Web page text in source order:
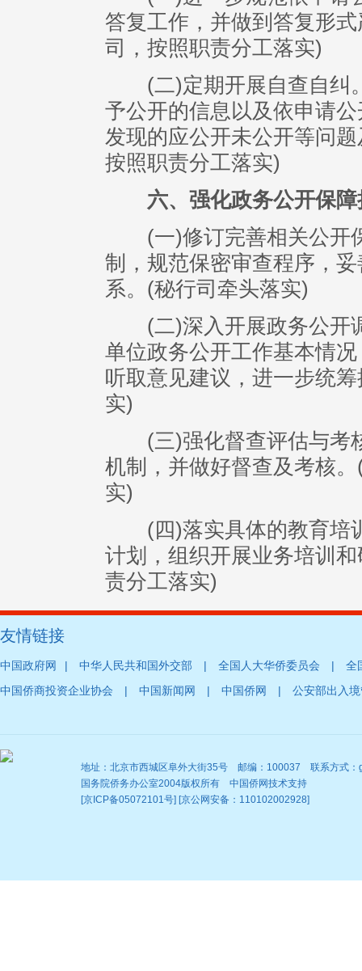
答复工作，并做到答复形
司，按照职责分工落实)
(二)定期开展自查自纠。
予公开的信息以及依申请
发现的应公开未公开等问
按照职责分工落实)
六、强化政务公开保
(一)修订完善相关公开
制，规范保密审查程序，
系。(秘行司牵头落实)
(二)深入开展政务公开
单位政务公开工作基本情
听取意见建议，进一步统
实)
(三)强化督查评估与考
机制，并做好督查及考核
实)
(四)落实具体的教育培
计划，组织开展业务培训
责分工落实)
友情链接
中国政府网 | 中华人民共和国外交部 | 全国人大华侨委员会 |
全
中国侨商投资企业协会
| 中国新闻网 | 中国侨网 | 公安部出入
地址：北京市西城区阜外大街35号 邮编：100037 联系方式：
国务院侨务办公室2004版权所有 中国侨网技术支持
[京ICP备05072101号] [京公网安备：110102002928]